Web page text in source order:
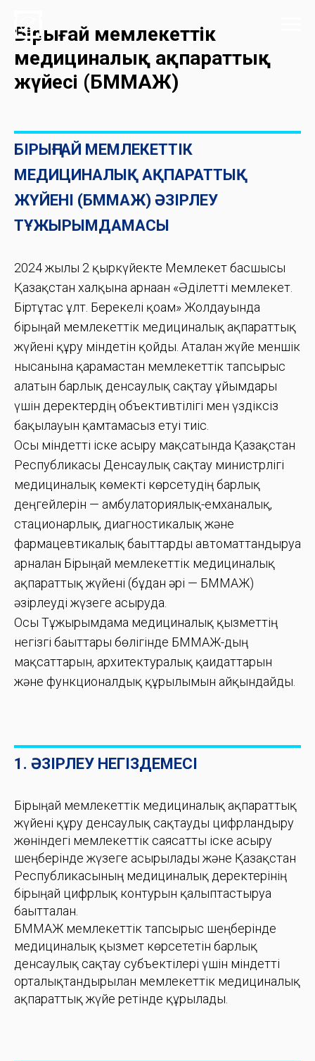
Бірыңғай мемлекеттік
медициналық ақпараттық
жүйесі (БММАЖ)
БІРЫҢҒАЙ МЕМЛЕКЕТТІК
МЕДИЦИНАЛЫҚ АҚПАРАТТЫҚ
ЖҮЙЕНІ (БММАЖ) ӘЗІРЛЕУ
ТҰЖЫРЫМДАМАСЫ
2024 жылғы 2 қыркүйекте Мемлекет басшысы
Қазақстан халқына арнаған «Әділетті мемлекет.
Біртұтас ұлт. Берекелі қоғам» Жолдауында
бірыңғай мемлекеттік медициналық ақпараттық
жүйені құру міндетін қойды. Аталған жүйе меншік
нысанына қарамастан мемлекеттік тапсырыс
алатын барлық денсаулық сақтау ұйымдары
үшін деректердің объективтілігі мен үздіксіз
бақылауын қамтамасыз етуі тиіс.
Осы міндетті іске асыру мақсатында Қазақстан
Республикасы Денсаулық сақтау министрлігі
медициналық көмекті көрсетудің барлық
деңгейлерін — амбулаториялық-емханалық,
стационарлық, диагностикалық және
фармацевтикалық бағыттарды автоматтандыруға
арналған Бірыңғай мемлекеттік медициналық
ақпараттық жүйені (бұдан әрі — БММАЖ)
әзірлеуді жүзеге асыруда.
Осы Тұжырымдама медициналық қызметтің
негізгі бағыттары бөлігінде БММАЖ-дың
мақсаттарын, архитектуралық қағидаттарын
және функционалдық құрылымын айқындайды.
1. ӘЗІРЛЕУ НЕГІЗДЕМЕСІ
Бірыңғай мемлекеттік медициналық ақпараттық
жүйені құру денсаулық сақтауды цифрландыру
жөніндегі мемлекеттік саясатты іске асыру
шеңберінде жүзеге асырылады және Қазақстан
Республикасының медициналық деректерінің
бірыңғай цифрлық контурын қалыптастыруға
бағытталған.
БММАЖ мемлекеттік тапсырыс шеңберінде
медициналық қызмет көрсететін барлық
денсаулық сақтау субъектілері үшін міндетті
орталықтандырылған мемлекеттік медициналық
ақпараттық жүйе ретінде құрылады.